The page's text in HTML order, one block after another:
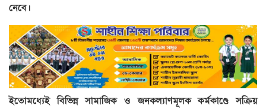
নেবে।
ইতোমধ্যেই বিভিন্ন সামাজিক ও জনকল্যাণমূলক কর্মকাণ্ডে সক্রিয়